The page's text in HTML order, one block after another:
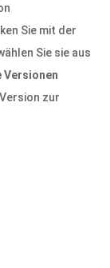
Sie mit der
Sie sie aus
Versionen
zur